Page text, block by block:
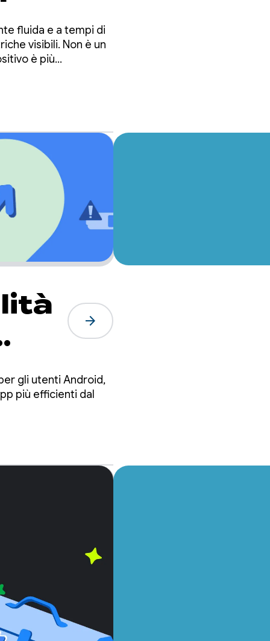
fluida e a tempi di
visibili. Non è un
è più
i
arrow_forward
gli utenti Android,
più efficienti dal